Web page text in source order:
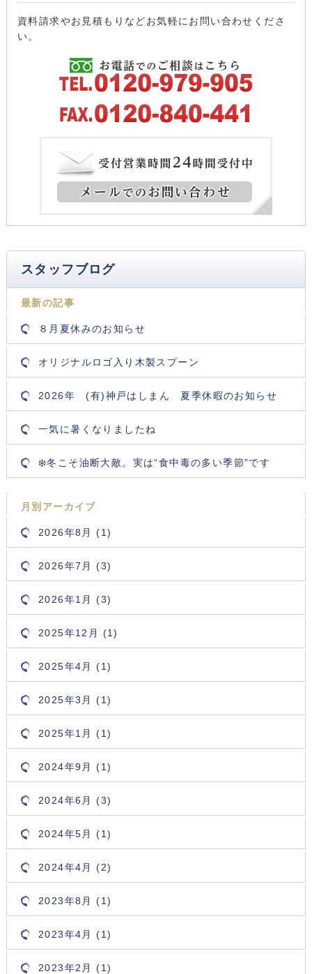
資料請求やお見積もりなどお気軽にお問い合わせくださ
い。
スタッフブログ
最新の記事
８月夏休みのお知らせ
オリジナルロゴ入り木製スプーン
2026年 (有)神戸はしまん 夏季休暇のお知らせ
一気に暑くなりましたね
❄️冬こそ油断大敵。実は“食中毒の多い季節”です
月別アーカイブ
2026年8月 (1)
2026年7月 (3)
2026年1月 (3)
2025年12月 (1)
2025年4月 (1)
2025年3月 (1)
2025年1月 (1)
2024年9月 (1)
2024年6月 (3)
2024年5月 (1)
2024年4月 (2)
2023年8月 (1)
2023年4月 (1)
2023年2月 (1)